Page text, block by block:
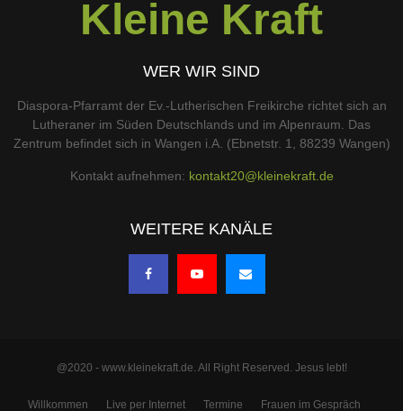
Kleine Kraft
WER WIR SIND
Diaspora-Pfarramt der Ev.-Lutherischen Freikirche richtet sich an
Lutheraner im Süden Deutschlands und im Alpenraum. Das
Zentrum befindet sich in Wangen i.A. (Ebnetstr. 1, 88239 Wangen)
Kontakt aufnehmen: kontakt20@kleinekraft.de
WEITERE KANÄLE
@2020 - www.kleinekraft.de. All Right Reserved. Jesus lebt!
Willkommen Live per Internet Termine Frauen im Gespräch